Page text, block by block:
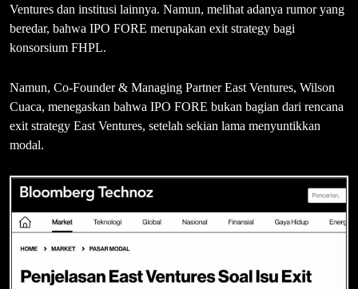
Ventures dan institusi lainnya. Namun, melihat adanya rumor yang
beredar, bahwa IPO FORE merupakan exit strategy bagi
konsorsium FHPL.
Namun, Co-Founder & Managing Partner East Ventures, Wilson
Cuaca, menegaskan bahwa IPO FORE bukan bagian dari rencana
exit strategy East Ventures, setelah sekian lama menyuntikkan
modal.